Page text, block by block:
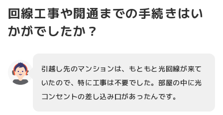
回線工事や開通までの手続きはい
かがでしたか？
引越し先のマンションは、もともと光回線が来て
いたので、特に工事は不要でした。部屋の中に光
コンセントの差し込み口があったんです。